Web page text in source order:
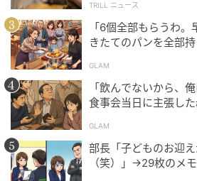
せん」
TRILL ニュース
「6個全部もらうわ
きたてのパンを全部
GLAM
「飲んでないから、
食事会当日に主張し
GLAM
部長「子どものお迎
（笑）」→29枚のメ